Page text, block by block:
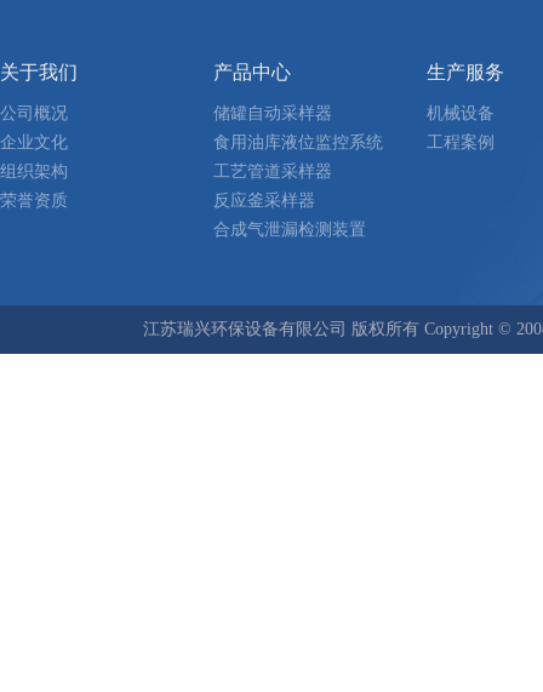
关于我们
公司概况
企业文化
组织架构
荣誉资质
产品中心
储罐自动采样器
食用油库液位监控系统
工艺管道采样器
反应釜采样器
合成气泄漏检测装置
生产服务
机械设备
工程案例
江苏瑞兴环保设备有限公司 版权所有 Copyright ©